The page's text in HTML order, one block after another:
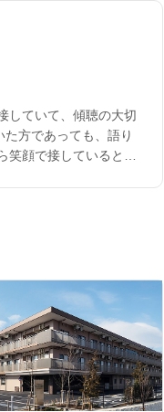
していて、傾聴の大切
方であっても、語り
顔で接していると、